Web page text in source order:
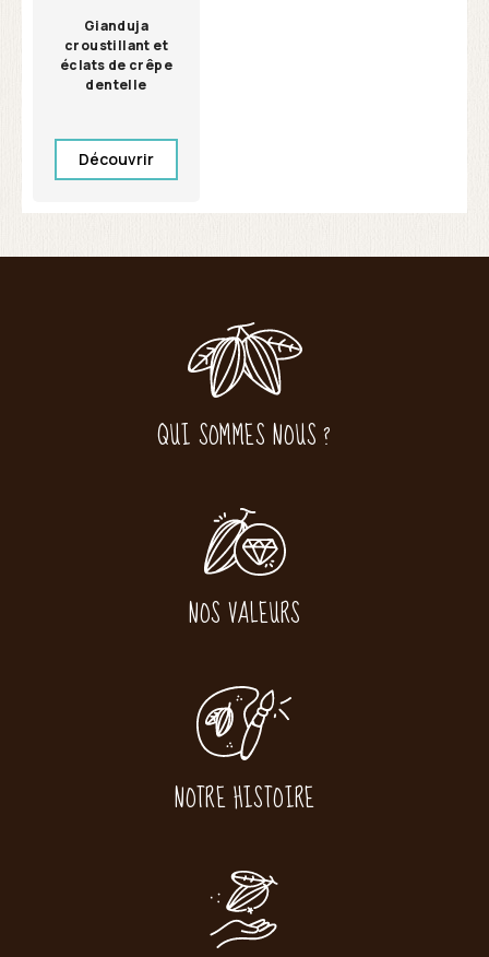
Gianduja
croustillant et
éclats de crêpe
dentelle
Découvrir
QUI SOMMES NOUS ?
NOS VALEURS
NOTRE HISTOIRE